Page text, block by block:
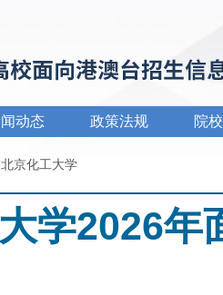
动态 政策法规 院
北京化工大学
学2026年